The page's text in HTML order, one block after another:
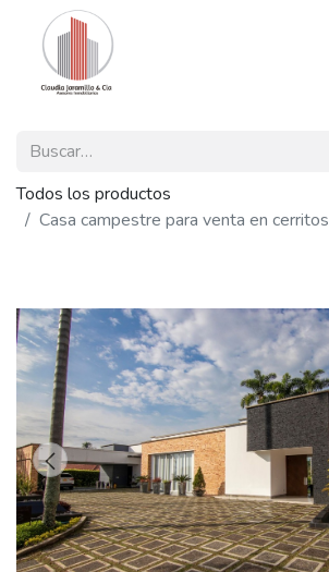
Todos los productos
Casa campestre para venta en cerritos